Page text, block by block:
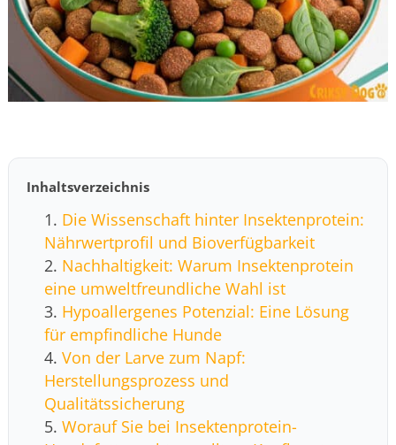
Inhaltsverzeichnis
Die Wissenschaft hinter Insektenprotein:
Nährwertprofil und Bioverfügbarkeit
Nachhaltigkeit: Warum Insektenprotein
eine umweltfreundliche Wahl ist
Hypoallergenes Potenzial: Eine Lösung
für empfindliche Hunde
Von der Larve zum Napf:
Herstellungsprozess und
Qualitätssicherung
Worauf Sie bei Insektenprotein-